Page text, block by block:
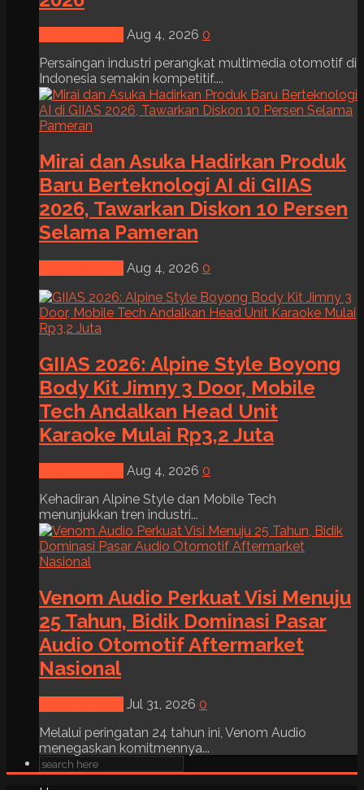
Aug 4, 2026 0
Persaingan industri perangkat multimedia otomotif di
Indonesia semakin kompetitif....
Mirai dan Asuka Hadirkan Produk
Baru Berteknologi AI di GIIAS
2026, Tawarkan Diskon 10 Persen
Selama Pameran
Aug 4, 2026 0
GIIAS 2026: Alpine Style Boyong
Body Kit Jimny 3 Door, Mobile
Tech Andalkan Head Unit
Karaoke Mulai Rp3,2 Juta
Aug 4, 2026 0
Kehadiran Alpine Style dan Mobile Tech
menunjukkan tren industri...
Venom Audio Perkuat Visi Menuju
25 Tahun, Bidik Dominasi Pasar
Audio Otomotif Aftermarket
Nasional
Jul 31, 2026 0
Melalui peringatan 24 tahun ini, Venom Audio
menegaskan komitmennya...